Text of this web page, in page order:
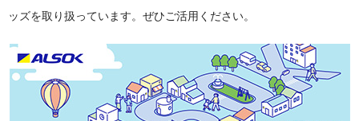
ッズを取り扱っています。ぜひご活用ください。